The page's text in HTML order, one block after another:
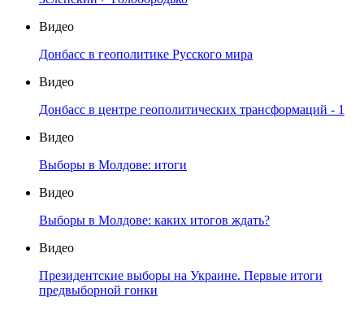
Видео
Донбасс в геополитике Русского мира
Видео
Донбасс в центре геополитических трансформаций - 1
Видео
Выборы в Молдове: итоги
Видео
Выборы в Молдове: каких итогов ждать?
Видео
Президентские выборы на Украине. Первые итоги
предвыборной гонки